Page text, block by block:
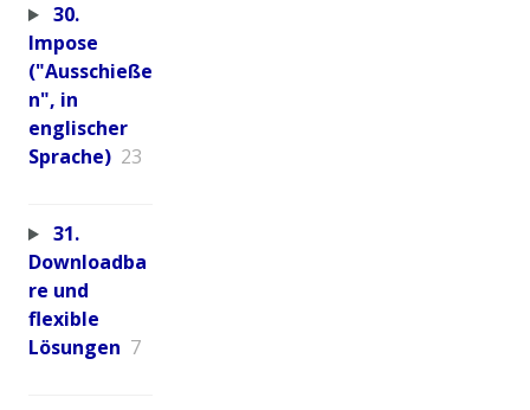
30.
Impose
("Ausschieße
n", in
englischer
Sprache) 23
31.
Downloadba
re und
flexible
Lösungen 7